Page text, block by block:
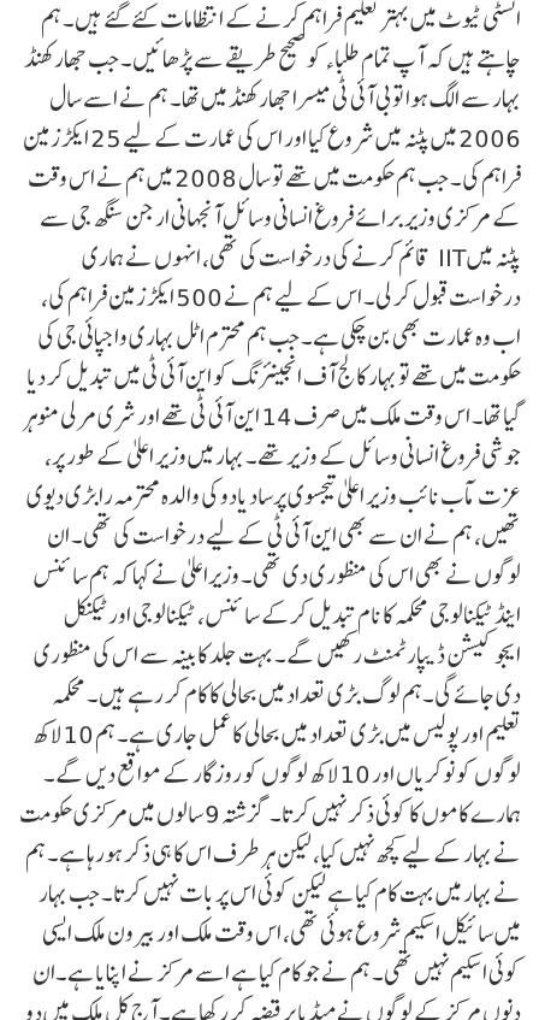
انسٹی ٹیوٹ میں بہتر تعلیم فراہم کرنے کے انتظامات کئے گئے ہیں۔ ہم
چاہتے ہیں کہ آپ تمام طلباء کو صحیح طریقے سے پڑھائیں۔ جب جھارکھنڈ
بہار سے الگ ہوا تو بی آئی ٹی میسرا جھارکھنڈ میں تھا۔ ہم نے اسے سال
2006 میں پٹنہ میں شروع کیا اور اس کی عمارت کے لیے 25 ایکڑ زمین
فراہم کی۔ جب ہم حکومت میں تھے تو سال 2008 میں ہم نے اس وقت
کے مرکزی وزیر برائے فروغ انسانی وسائل آنجہانی ارجن سنگھ جی سے
پٹنہ میں IIT قائم کرنے کی درخواست کی تھی، انہوں نے ہماری
درخواست قبول کر لی۔ اس کے لیے ہم نے 500 ایکڑ زمین فراہم کی،
اب وہ عمارت بھی بن چکی ہے۔ جب ہم محترم اٹل بہاری واجپائی جی کی
حکومت میں تھے تو بہار کالج آف انجینئرنگ کو این آئی ٹی میں تبدیل کر دیا
گیا تھا۔ اس وقت ملک میں صرف 14 این آئی ٹی تھے اور شری مرلی منوہر
جوشی فروغ انسانی وسائل کے وزیر تھے۔ بہار میں وزیر اعلیٰ کے طور پر،
عزت مآب نائب وزیر اعلیٰ تیجسوی پرساد یادو کی والدہ محترمہ رابڑی دیوی
تھیں، ہم نے ان سے بھی این آئی ٹی کے لیے درخواست کی تھی۔ ان
لوگوں نے بھی اس کی منظوری دی تھی۔ وزیراعلیٰ نے کہا کہ ہم سائنس
اینڈ ٹیکنالوجی محکمہ کا نام تبدیل کرکے سائنس، ٹیکنالوجی اور ٹیکنیکل
ایجوکیشن ڈیپارٹمنٹ رکھیں گے۔ بہت جلد کابینہ سے اس کی منظوری
دی جائے گی۔ہم لوگ بڑی تعداد میں بحالی کا کام کر رہے ہیں۔ محکمہ
تعلیم اور پولیس میں بڑی تعداد میں بحالی کا عمل جاری ہے۔ ہم 10 لاکھ
لوگوں کو نوکریاں اور 10 لاکھ لوگوں کو روزگار کے مواقع دیں گے۔
ہمارے کاموں کا کوئی ذکر نہیں کرتا۔ گزشتہ 9 سالوں میں مرکزی حکومت
نے بہار کے لیے کچھ نہیں کیا، لیکن ہر طرف اس کا ہی ذکر ہورہا ہے۔ ہم
نے بہار میں بہت کام کیا ہے لیکن کوئی اس پر بات نہیں کرتا۔ جب بہار
میں سائیکل اسکیم شروع ہوئی تھی، اس وقت ملک اور بیرون ملک ایسی
کوئی اسکیم نہیں تھی۔ ہم نے جو کام کیا ہے اسے مرکز نے اپنایا ہے۔ان